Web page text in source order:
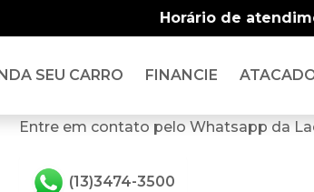
Horário de
SEU CARRO FINANCIE
Entre em contato pelo Whatsapp da
(13)3474-3500